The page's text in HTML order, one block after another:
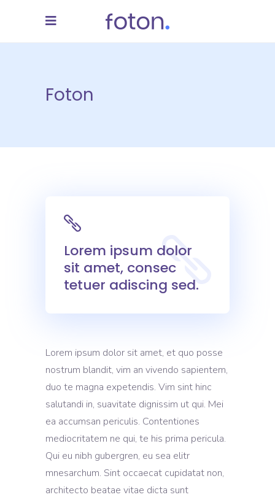
Foton
Lorem ipsum dolor
sit amet, consec
tetuer adiscing sed.
Lorem ipsum dolor sit amet, et quo posse
nostrum blandit, vim an vivendo sapientem,
duo te magna expetendis. Vim sint hinc
salutandi in, suavitate dignissim ut qui. Mei
ea accumsan periculis. Contentiones
mediocritatem ne qui, te his prima pericula.
Qui eu nibh gubergren, eu sea elitr
mnesarchum. Sint occaecat cupidatat non,
architecto beatae vitae dicta sunt